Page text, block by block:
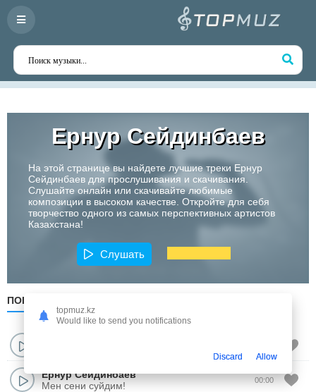
Ернур Сейдинбаев
На этой странице вы найдете лучшие треки Ернур
Сейдинбаев для прослушивания и скачивания.
Слушайте онлайн или скачивайте любимые
композиции в высоком качестве. Откройте для себя
творчество одного из самых перспективных артистов
Казахстана!
Слушать
ПОПУЛЯРНЫЕ
Ернур Сейдинбаев
Мен сени суйдим!
00:00
topmuz.kz
Would like to send you notifications
Discard Allow